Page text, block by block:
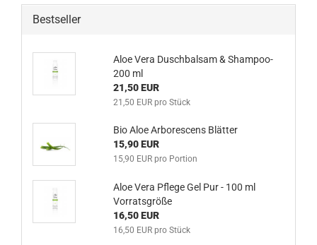
Bestseller
Aloe Vera Duschbalsam & Shampoo-
200 ml
21,50 EUR
21,50 EUR pro Stück
Bio Aloe Arborescens Blätter
15,90 EUR
15,90 EUR pro Portion
Aloe Vera Pflege Gel Pur - 100 ml
Vorratsgröße
16,50 EUR
16,50 EUR pro Stück